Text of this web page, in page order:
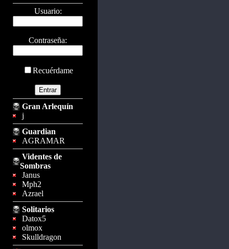
Usuario:
Contraseña:
Recuérdame
Gran Arlequín
j
Guardian
AGRAMAR
Videntes de
Sombras
Janus
Mph2
Azrael
Solitarios
Datox5
olmox
Skulldragon